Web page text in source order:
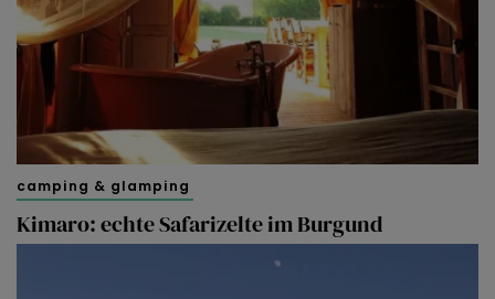
camping & glamping
Kimaro: echte Safarizelte im Burgund